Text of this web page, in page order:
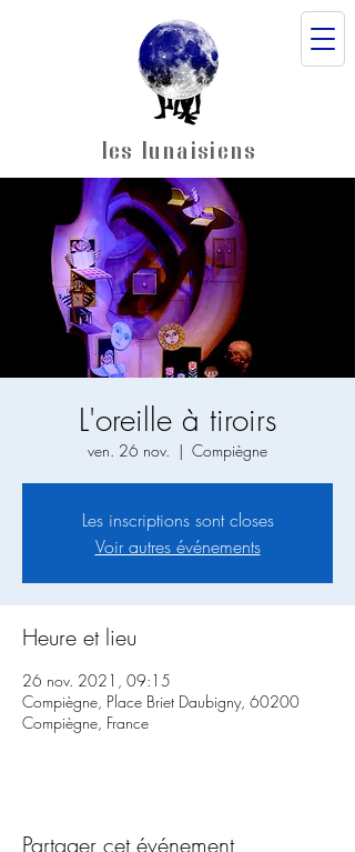
les lunaisiens
L'oreille à tiroirs
ven. 26 nov.
  |
Compiègne
Les inscriptions sont closes
Voir autres événements
Heure et lieu
26 nov. 2021, 09:15
Compiègne, Place Briet Daubigny, 60200
Compiègne, France
Partager cet événement